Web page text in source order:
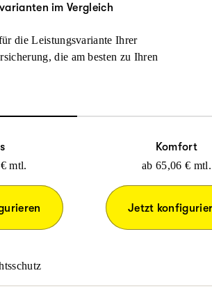
varianten im Vergleich
die Leistungsvariante Ihrer
die am besten zu Ihren
mtl.
Komfort
ab65,06 € mtl.
Jetzt